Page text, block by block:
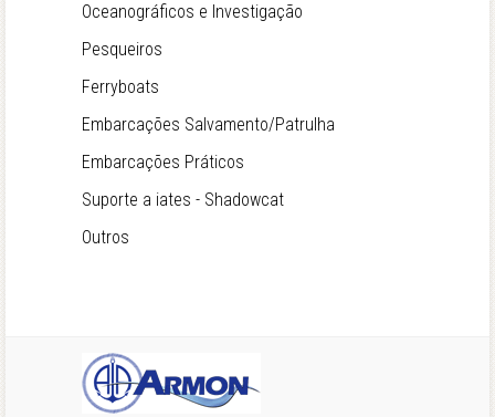
Oceanográficos e Investigação
Pesqueiros
Ferryboats
Embarcações Salvamento/Patrulha
Embarcações Práticos
Suporte a iates - Shadowcat
Outros